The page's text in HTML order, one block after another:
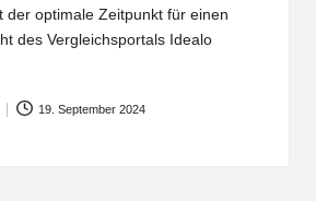
der optimale Zeitpunkt für einen
des Vergleichsportals Idealo
19. September 2024